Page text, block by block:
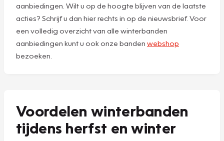
aanbiedingen. Wilt u op de hoogte blijven van de laatste
acties? Schrijf u dan hier rechts in op de nieuwsbrief. Voor
een volledig overzicht van alle winterbanden
aanbiedingen kunt u ook onze banden webshop
bezoeken.
Voordelen winterbanden
tijdens herfst en winter